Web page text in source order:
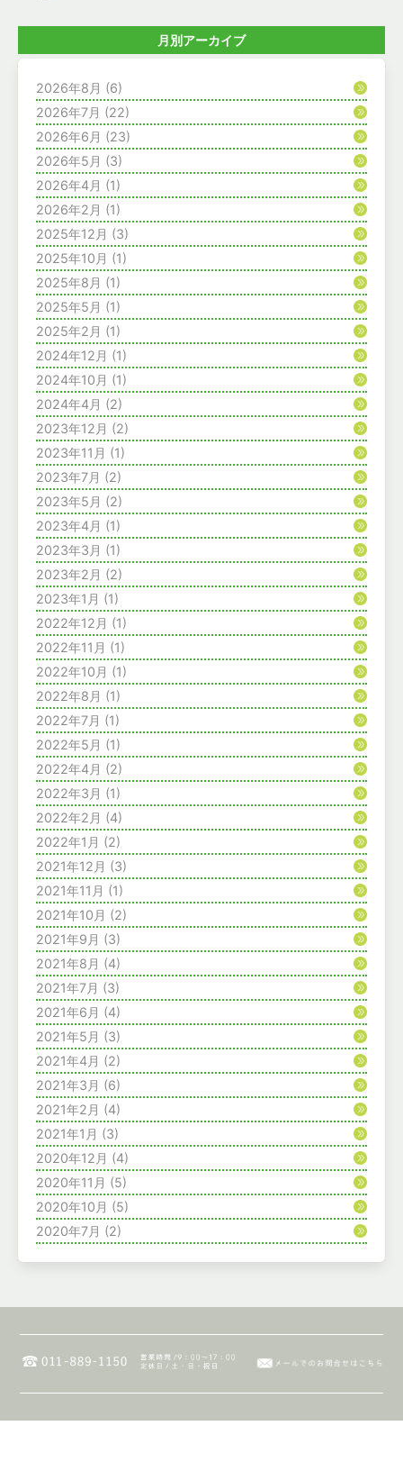
月別アーカイブ
2026年8月 (6)
2026年7月 (22)
2026年6月 (23)
2026年5月 (3)
2026年4月 (1)
2026年2月 (1)
2025年12月 (3)
2025年10月 (1)
2025年8月 (1)
2025年5月 (1)
2025年2月 (1)
2024年12月 (1)
2024年10月 (1)
2024年4月 (2)
2023年12月 (2)
2023年11月 (1)
2023年7月 (2)
2023年5月 (2)
2023年4月 (1)
2023年3月 (1)
2023年2月 (2)
2023年1月 (1)
2022年12月 (1)
2022年11月 (1)
2022年10月 (1)
2022年8月 (1)
2022年7月 (1)
2022年5月 (1)
2022年4月 (2)
2022年3月 (1)
2022年2月 (4)
2022年1月 (2)
2021年12月 (3)
2021年11月 (1)
2021年10月 (2)
2021年9月 (3)
2021年8月 (4)
2021年7月 (3)
2021年6月 (4)
2021年5月 (3)
2021年4月 (2)
2021年3月 (6)
2021年2月 (4)
2021年1月 (3)
2020年12月 (4)
2020年11月 (5)
2020年10月 (5)
2020年7月 (2)